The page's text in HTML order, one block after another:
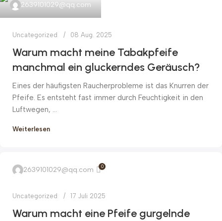
2639101029@qq.com
Uncategorized 08 Aug. 2025
Warum macht meine Tabakpfeife
manchmal ein gluckerndes Geräusch?
Eines der häufigsten Raucherprobleme ist das Knurren der
Pfeife. Es entsteht fast immer durch Feuchtigkeit in den
Luftwegen, ...
Weiterlesen
2639101029@qq.com 0
Uncategorized 17 Juli 2025
Warum macht eine Pfeife gurgelnde